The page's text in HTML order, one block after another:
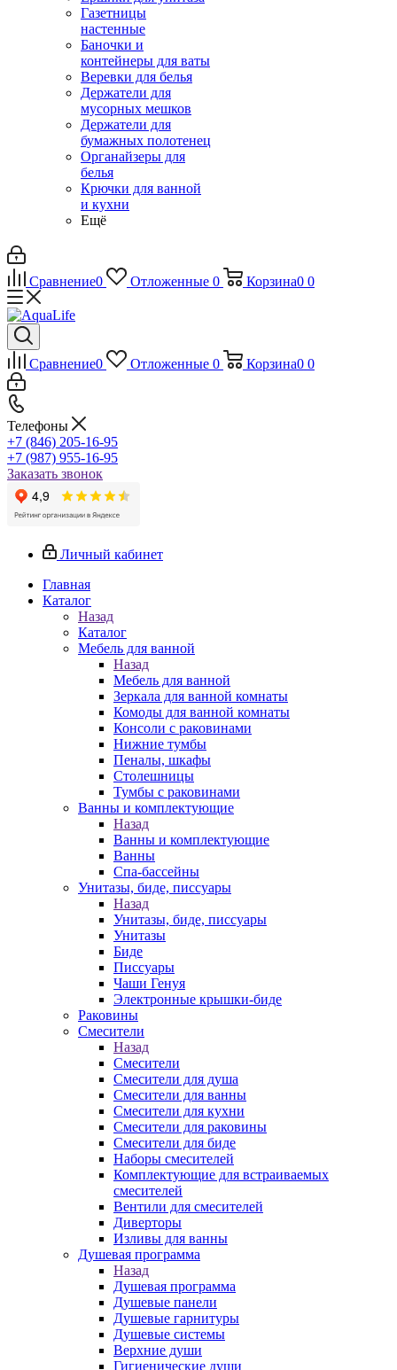
Газетницы
настенные
Баночки и
контейнеры для ваты
Веревки для белья
Держатели для
мусорных мешков
Держатели для
бумажных полотенец
Органайзеры для
белья
Крючки для ванной
и кухни
Ещё
Сравнение0 Отложенные 0 Корзина0 0
Сравнение0 Отложенные 0 Корзина0 0
Телефоны
+7 (846) 205-16-95
+7 (987) 955-16-95
Заказать звонок
Личный кабинет
Главная
Каталог
Назад
Каталог
Мебель для ванной
Назад
Мебель для ванной
Зеркала для ванной комнаты
Комоды для ванной комнаты
Консоли с раковинами
Нижние тумбы
Пеналы, шкафы
Столешницы
Тумбы с раковинами
Ванны и комплектующие
Назад
Ванны и комплектующие
Ванны
Спа-бассейны
Унитазы, биде, писсуары
Назад
Унитазы, биде, писсуары
Унитазы
Биде
Писсуары
Чаши Генуя
Электронные крышки-биде
Раковины
Смесители
Назад
Смесители
Смесители для душа
Смесители для ванны
Смесители для кухни
Смесители для раковины
Смесители для биде
Наборы смесителей
Комплектующие для встраиваемых
смесителей
Вентили для смесителей
Диверторы
Изливы для ванны
Душевая программа
Назад
Душевая программа
Душевые панели
Душевые гарнитуры
Душевые системы
Верхние души
Гигиенические души